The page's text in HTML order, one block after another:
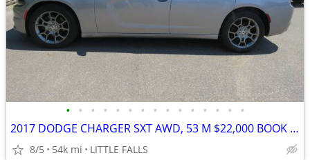
• • • • • • • • • • • • • • •
2017 DODGE CHARGER SXT AWD, 53 M $22,000 BOOK VALUE!! GREAT CAR!
8/5 54k mi LITTLE FALLS